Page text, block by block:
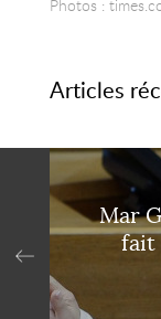
Photos :
Articles
Mar
fait